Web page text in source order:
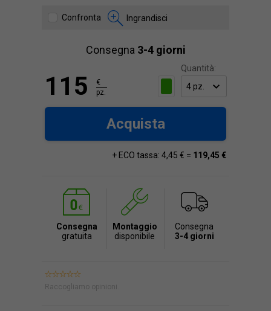
Confronta Ingrandisci
Consegna 3-4 giorni
Quantità:
115
€
pz.
Acquista
+ ECO tassa: 4,45 € = 119,45 €
Consegna
gratuita
Montaggio
disponibile
Consegna
3-4 giorni
Raccogliamo opinioni.